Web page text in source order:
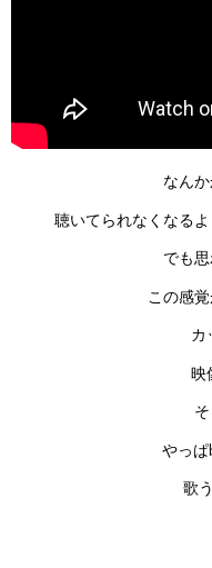
なんか
聴いてられなくなる
でも思
この感覚
カ
映
やっぱ
歌